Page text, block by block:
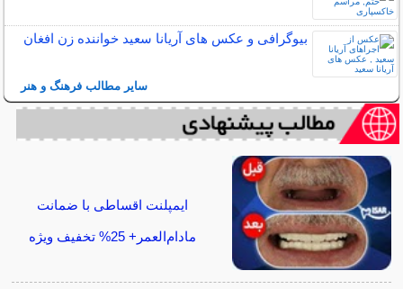
بیوگرافی و عکس های آریانا سعید خواننده زن افغان
سایر مطالب فرهنگ و هنر
ایمپلنت اقساطی با ضمانت
مادام‌العمر+ 25% تخفیف ویژه